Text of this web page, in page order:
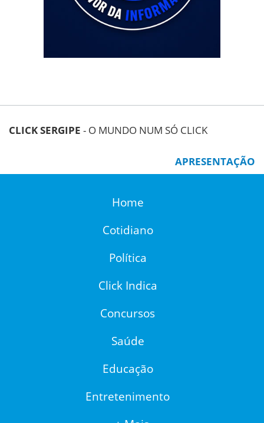
CLICK SERGIPE - O MUNDO NUM SÓ CLICK
APRESENTAÇÃO
Home
Cotidiano
Política
Click Indica
Concursos
Saúde
Educação
Entretenimento